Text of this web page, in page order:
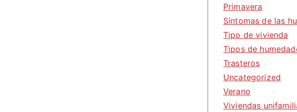
Primavera
Síntomas de las
Tipo de vivienda
Tipos de
Trasteros
Uncategorized
Verano
Viviendas